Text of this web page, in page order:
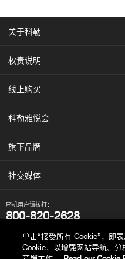
关于科勒
权责说明
线上购买
科勒雅悦会
旗下品牌
社交媒体
座机用户请拨打：
800-820-2628
我们的电话服务时间为：
周一至周日，上午8点至晚上10点（法定节假
单击“接受所有 Cookie”，即
Cookie，以增强网站导航、